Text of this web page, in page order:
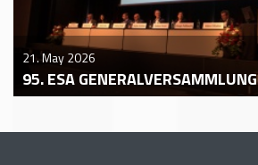
21. May 2026
95. ESA GENERALVERSAMMLUNG